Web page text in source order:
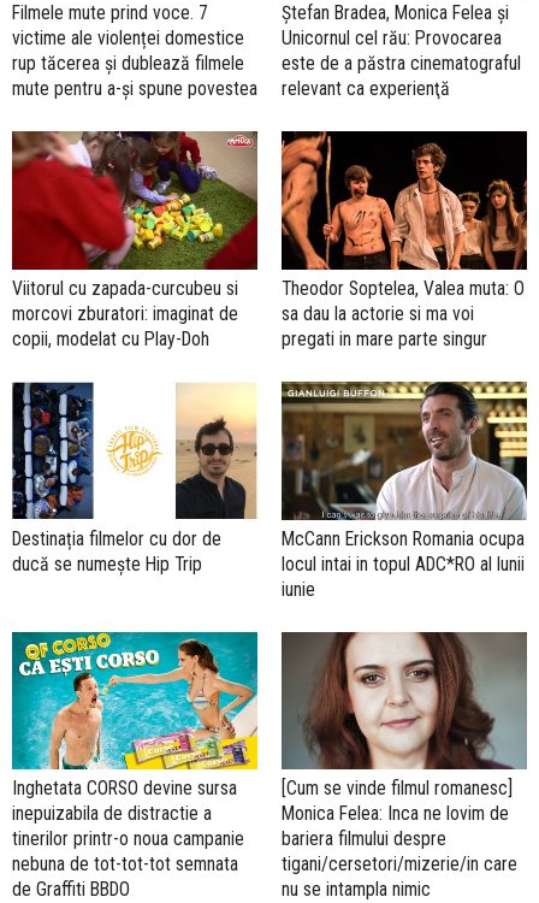
Filmele mute prind voce. 7
victime ale violenței domestice
rup tăcerea și dublează filmele
mute pentru a-și spune povestea
Ștefan Bradea, Monica Felea și
Unicornul cel rău: Provocarea
este de a păstra cinematograful
relevant ca experienţă
Viitorul cu zapada-curcubeu si
morcovi zburatori: imaginat de
copii, modelat cu Play-Doh
Theodor Soptelea, Valea muta: O
sa dau la actorie si ma voi
pregati in mare parte singur
Destinația filmelor cu dor de
ducă se numește Hip Trip
McCann Erickson Romania ocupa
locul intai in topul ADC*RO al lunii
iunie
Inghetata CORSO devine sursa
inepuizabila de distractie a
tinerilor printr-o noua campanie
nebuna de tot-tot-tot semnata
de Graffiti BBDO
[Cum se vinde filmul romanesc]
Monica Felea: Inca ne lovim de
bariera filmului despre
tigani/cersetori/mizerie/in care
nu se intampla nimic